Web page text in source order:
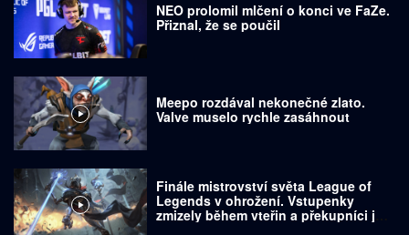
NEO prolomil mlčení o konci ve FaZe.
Přiznal, že se poučil
Meepo rozdával nekonečné zlato.
Valve muselo rychle zasáhnout
Finále mistrovství světa League of
Legends v ohrožení. Vstupenky
zmizely během vteřin a překupníci je